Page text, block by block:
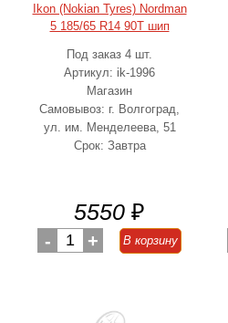
Ikon (Nokian Tyres) Nordman
5 185/65 R14 90T шип
Под заказ 4 шт.
Артикул: ik-1996
Магазин
Самовывоз: г. Волгоград,
ул. им. Менделеева, 51
Срок: Завтра
5550 ₽
- 1 + В корзину